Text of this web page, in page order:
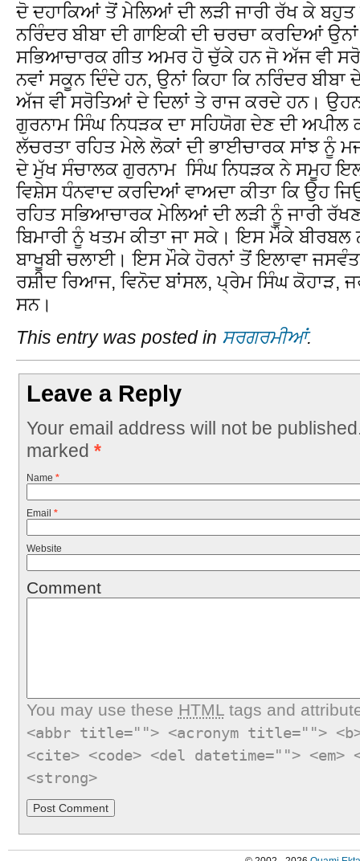
ਦੋ ਦਹਾਕਿਆਂ ਤੋਂ ਮੇਲਿਆਂ ਦੀ ਲੜੀ ਜਾਰੀ ਰੱਖ ਕੇ ਬਹੁਤ
ਨਰਿੰਦਰ ਬੀਬਾ ਦੀ ਗਾਇਕੀ ਦੀ ਚਰਚਾ ਕਰਦਿਆਂ ਉਨਾਂ
ਸਭਿਆਚਾਰਕ ਗੀਤ ਅਮਰ ਹੋ ਚੁੱਕੇ ਹਨ ਜੋ ਅੱਜ ਵੀ
ਨਵਾਂ ਸਕੂਨ ਦਿੰਦੇ ਹਨ, ਉਨਾਂ ਕਿਹਾ ਕਿ ਨਰਿੰਦਰ
ਅੱਜ ਵੀ ਸਰੋਤਿਆਂ ਦੇ ਦਿਲਾਂ ਤੇ ਰਾਜ ਕਰਦੇ ਹਨ।
ਗੁਰਨਾਮ ਸਿੰਘ ਨਿਧੜਕ ਦਾ ਸਹਿਯੋਗ ਦੇਣ ਦੀ ਅਪੀਲ
ਲੱਚਰਤਾ ਰਹਿਤ ਮੇਲੇ ਲੋਕਾਂ ਦੀ ਭਾਈਚਾਰਕ ਸਾਂਝ ਨੂੰ
ਦੇ ਮੁੱਖ ਸੰਚਾਲਕ ਗੁਰਨਾਮ ਸਿੰਘ ਨਿਧੜਕ ਨੇ ਸਮੂਹ
ਵਿਸ਼ੇਸ ਧੰਨਵਾਦ ਕਰਦਿਆਂ ਵਾਅਦਾ ਕੀਤਾ ਕਿ ਉਹ
ਰਹਿਤ ਸਭਿਆਚਾਰਕ ਮੇਲਿਆਂ ਦੀ ਲੜੀ ਨੂੰ ਜਾਰੀ
ਬਿਮਾਰੀ ਨੂੰ ਖਤਮ ਕੀਤਾ ਜਾ ਸਕੇ। ਇਸ ਮੌਕੇ ਬੀਰਬਲ
ਬਾਖੂਬੀ ਚਲਾਈ। ਇਸ ਮੌਕੇ ਹੋਰਨਾਂ ਤੋਂ ਇਲਾਵਾ
ਰਸ਼ੀਦ ਰਿਆਜ, ਵਿਨੋਦ ਬਾਂਸਲ, ਪ੍ਰੇਮ ਸਿੰਘ ਕੋਹਾੜ,
ਸਨ।
This entry was posted in ਸਰਗਰਮੀਆਂ.
Leave a Reply
Your email address will not be
marked *
Name *
Email *
Website
Comment
You may use these HTMLtags and
<abbr title=""> <acronym title="">
<cite> <code> <del datetime="">
<strong>